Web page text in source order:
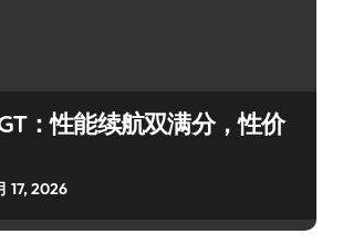
：性能续航双满分，性价
17, 2026